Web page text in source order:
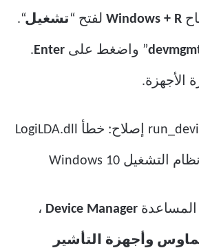
لفتح “ تشغيل“.
” واضغط على Enter
.
الأجهزة.
Device Manager ،
وأجهزة التأشير